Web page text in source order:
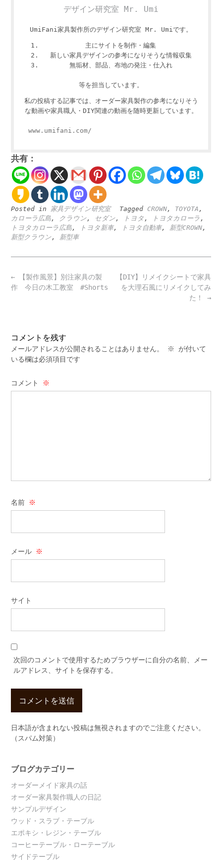
デザイン研究室 Mr. Umi
UmiFani家具製作所のデザイン研究室 Mr. Umiです。
主にサイトを制作・編集
新しい家具デザインの参考になりそうな情報収集
無垢材、部品、布地の発注・仕入れ
等を担当しています。
私の投稿する記事では、オーダー家具製作の参考になりそう
な動画や家具職人・DIY関連の動画を随時更新しています。
www.umifani.com/
共有：
Posted in 家具デザイン研究室 Tagged CROWN, TOYOTA ,
カローラ広島, クラウン, セダン, トヨタ , トヨタカローラ ,
トヨタカローラ広島, トヨタ新車, トヨタ自動車, 新型CROWN,
新型クラウン, 新型車
Post
navigation
【DIY】リメイクシートで家具
を大理石風にリメイクしてみ
た！ →
← 【製作風景】別注家具の製
作 今日の木工教室 #Shorts
コメントを残す
メールアドレスが公開されることはありません。 ※
が付いて
いる欄は必須項目です
コメント ※
名前 ※
メール ※
サイト
次回のコメントで使用するためブラウザーに自分の名前、メー
ルアドレス、サイトを保存する。
日本語が含まれない投稿は無視されますのでご注意ください。
（スパム対策）
ブログカテゴリー
オーダーメイド家具の話
オーダー家具製作職人の日記
サンプルデザイン
ウッド・スラブ・テーブル
エポキシ・レジン・テーブル
コーヒーテーブル・ローテーブル
サイドテーブル